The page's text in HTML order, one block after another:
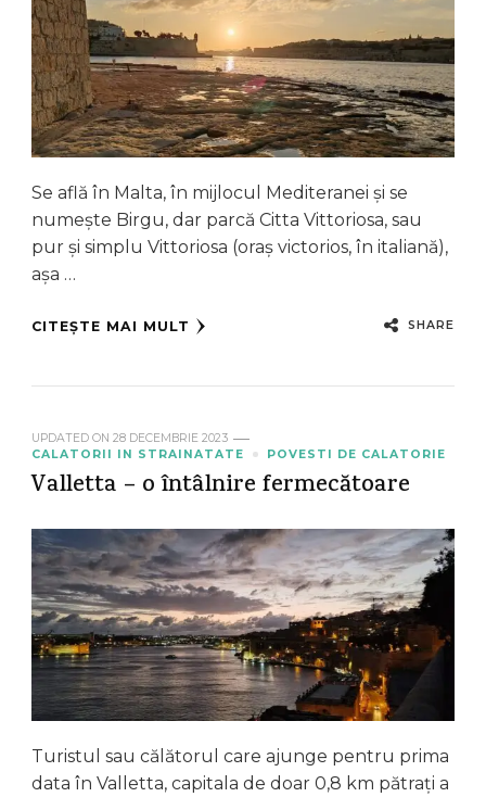
Se află în Malta, în mijlocul Mediteranei și se
numește Birgu, dar parcă Citta Vittoriosa, sau
pur și simplu Vittoriosa (oraș victorios, în italiană),
așa …
CITEȘTE MAI MULT SHARE
UPDATED ON 28 DECEMBRIE 2023
CALATORII IN STRAINATATE
POVESTI DE CALATORIE
Valletta – o întâlnire fermecătoare
Turistul sau călătorul care ajunge pentru prima
data în Valletta, capitala de doar 0,8 km pătrați a